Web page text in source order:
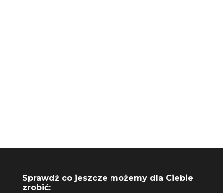
Sprawdź co jeszcze możemy dla Ciebie
zrobić: